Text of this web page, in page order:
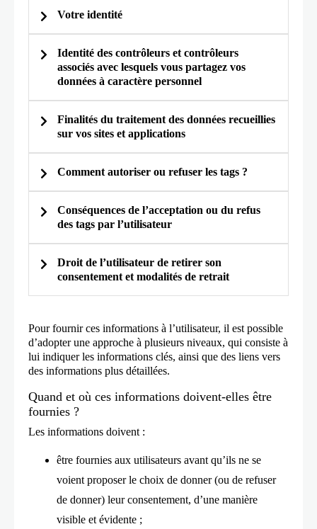
Votre identité
Identité des contrôleurs et contrôleurs
associés avec lesquels vous partagez vos
données à caractère personnel
Politique de confidentialité
Finalités du traitement des données recueillies
sur vos sites et applications
Si vous êtes un annonceur : le
d’afficher auprès des utilisateurs des
annonces mettant en avant vos
produits et/ou services, sur des
applications et sites web tiers.
des données permet aux marques,
aux retailers et aux prestataires de
services de commerce électronique
d’afficher, sur votre site web, des
publicités mettant en avant leurs
Comment autoriser ou refuser les tags ?
Conséquences de l’acceptation ou du refus
des tags par l’utilisateur
Droit de l’utilisateur de retirer son
consentement et modalités de retrait
Pour fournir ces informations à l’utilisateur, il est possible
d’adopter une approche à plusieurs niveaux, qui consiste à
lui indiquer les informations clés, ainsi que des liens vers
des informations plus détaillées.
Quand et où ces informations doivent-elles être
fournies ?
Les informations doivent :
être fournies aux utilisateurs avant qu’ils ne se
voient proposer le choix de donner (ou de refuser
de donner) leur consentement, d’une manière
visible et évidente ;